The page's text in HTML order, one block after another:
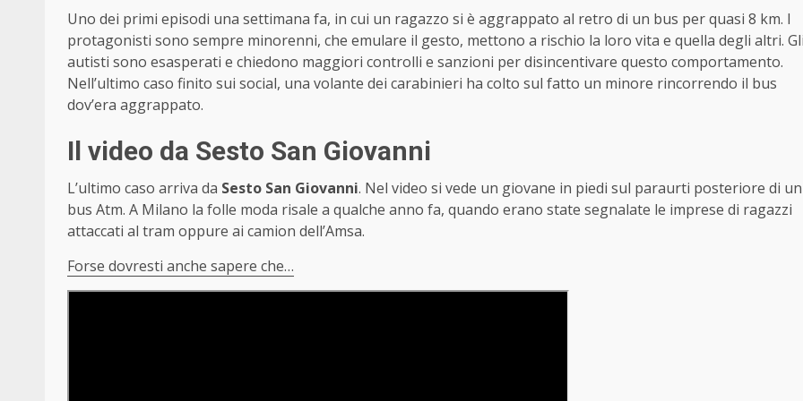
Uno dei primi episodi una settimana fa, in cui un ragazzo si è aggrappato al retro di un bus per quasi 8 km. I
protagonisti sono sempre minorenni, che emulare il gesto, mettono a rischio la loro vita e quella degli altri.
autisti sono esasperati e chiedono maggiori controlli e sanzioni per disincentivare questo comportamento.
Nell’ultimo caso finito sui social, una volante dei carabinieri ha colto sul fatto un minore rincorrendo il bus
dov’era aggrappato.
Il video da Sesto San Giovanni
L’ultimo caso arriva da Sesto San Giovanni. Nel video si vede un giovane in piedi sul paraurti posteriore di un
bus Atm. A Milano la folle moda risale a qualche anno fa, quando erano state segnalate le imprese di ragazzi
attaccati al tram oppure ai camion dell’Amsa.
Forse dovresti anche sapere che…